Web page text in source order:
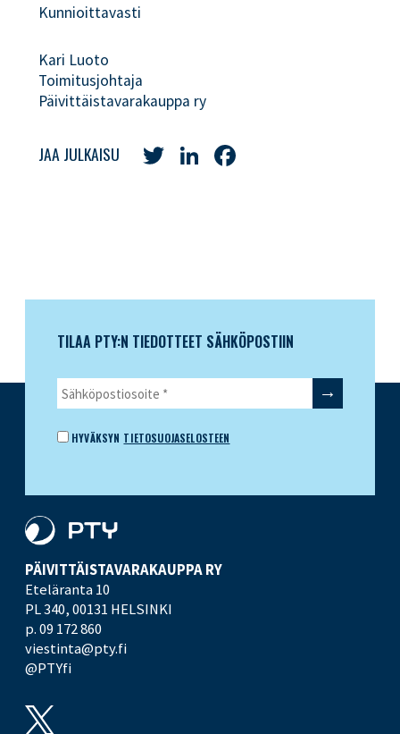
Kunnioittavasti
Kari Luoto
Toimitusjohtaja
Päivittäistavarakauppa ry
JAA JULKAISU TwitterLinkedIn
TILAA PTY:N TIEDOTTEET SÄHKÖPOSTIIN
HYVÄKSYN TIETOSUOJASELOSTEEN
PÄIVITTÄISTAVARA­KAUPPA RY
Eteläranta 10
PL 340,00131 HELSINKI
p. 09 172 860
viestinta@pty.fi
@PTYfi